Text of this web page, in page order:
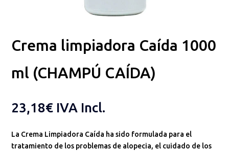
Crema limpiadora Caída 1000
ml (CHAMPÚ CAÍDA)
23,18€ IVA Incl.
La Crema Limpiadora Caída ha sido formulada para el
tratamiento de los problemas de alopecia, el cuidado de los